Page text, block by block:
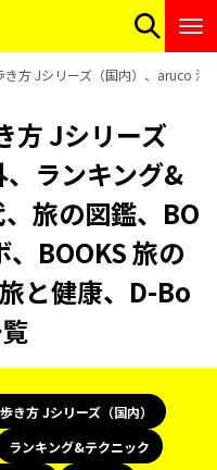
方 Jシリーズ（国内）、aruco 海
方 Jシリーズ
、ランキング&
旅の図鑑、BO
、BOOKS 旅の
と健康、D-Bo
き方 Jシリーズ（国内）
ランキング&テクニック